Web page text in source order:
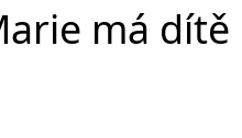
má dítě